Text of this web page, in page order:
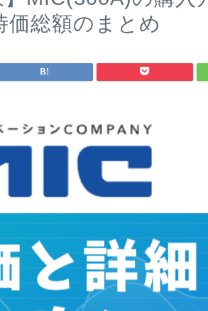
価総額のまとめ